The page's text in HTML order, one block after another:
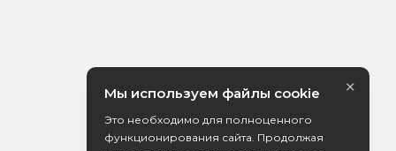
Мы используем файлы cookie
Это необходимо для полноценного
функционирования сайта. Продолжая
×